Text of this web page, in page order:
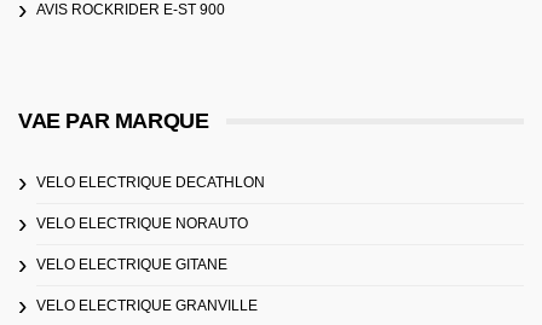
AVIS ROCKRIDER E-ST 900
VAE PAR MARQUE
VELO ELECTRIQUE DECATHLON
VELO ELECTRIQUE NORAUTO
VELO ELECTRIQUE GITANE
VELO ELECTRIQUE GRANVILLE